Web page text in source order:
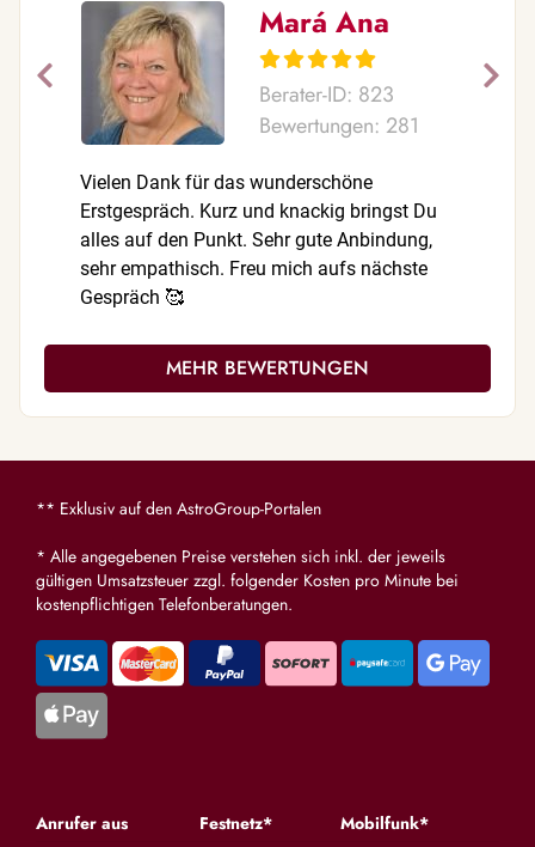
Mará Ana
Berater-ID: 823
Bewertungen: 281
Vielen Dank für das wunderschöne
Erstgespräch. Kurz und knackig bringst Du
alles auf den Punkt. Sehr gute Anbindung,
sehr empathisch. Freu mich aufs nächste
Gespräch 🥰
MEHR BEWERTUNGEN
** Exklusiv auf den AstroGroup-Portalen
* Alle angegebenen Preise verstehen sich inkl. der jeweils
gültigen Umsatzsteuer zzgl. folgender Kosten pro Minute bei
kostenpflichtigen Telefonberatungen.
Anrufer aus Festnetz*
Mobilfunk*